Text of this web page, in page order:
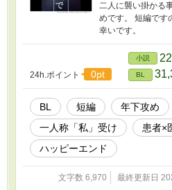
二人に襲い掛かる
めです。 短編です
幸いです。
24h.ポイント 0pt
小説
BL
BL 短編 年下攻め
一人称「私」受け
患者×
ハッピーエンド
文字数 6,970 最終更新日